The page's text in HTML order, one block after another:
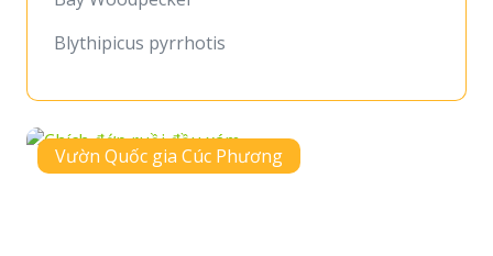
Blythipicus pyrrhotis
Vườn Quốc gia Cúc Phương